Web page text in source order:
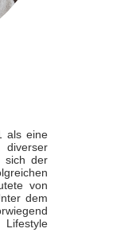
als eine
sich der
von
dem